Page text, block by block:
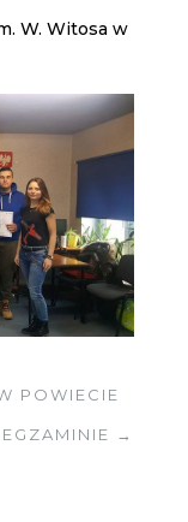
W. Witosa w
POWIECIE
→